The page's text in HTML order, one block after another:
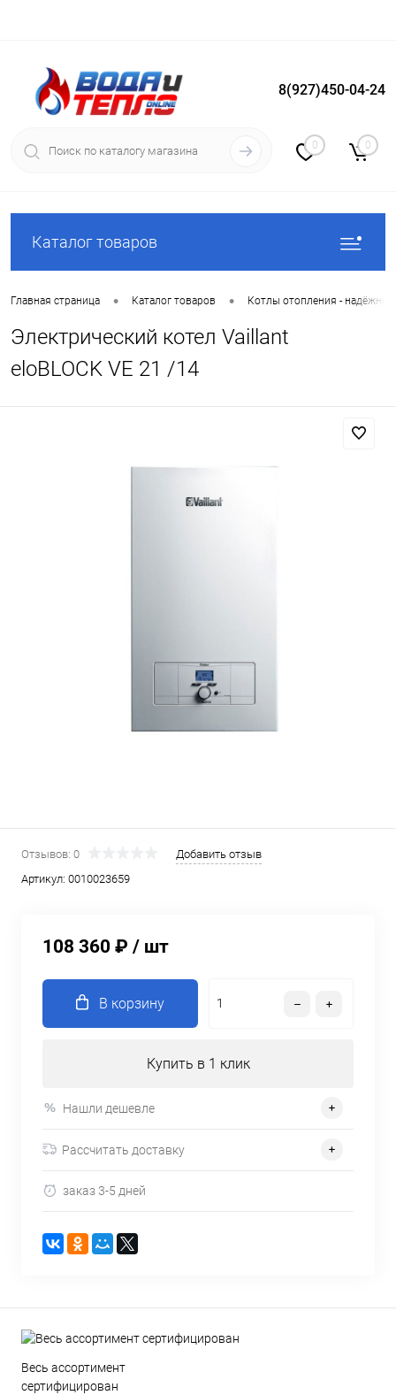
Вход Регистрация
8(927)450-04-24
0 0
Каталог товаров
Главная страница • Каталог товаров • Котлы отопления -
Электрический котел Vaillant
eloBLOCK VE 21 /14
Отзывов: 0
Добавить отзыв
Артикул: 0010023659
108 360 ₽ / шт
В корзину
Купить в 1 клик
Нашли дешевле
Рассчитать доставку
заказ 3-5 дней
Весь ассортимент
сертифицирован